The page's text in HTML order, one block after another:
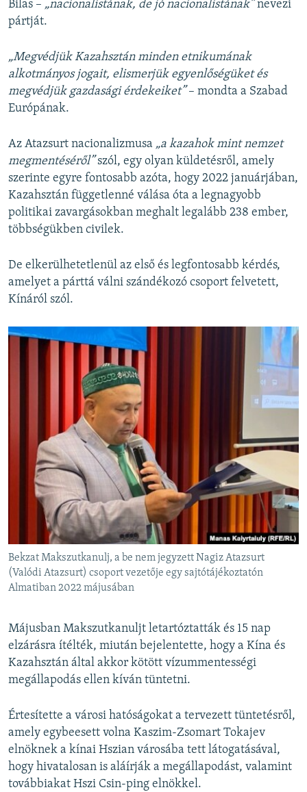
Bilas – „nacionalistának, de jó nacionalistának”nevezi
pártját.
„Megvédjük Kazahsztán minden etnikumának
alkotmányos jogait, elismerjük egyenlőségüket és
megvédjük gazdasági érdekeiket” – mondta a Szabad
Európának.
Az Atazsurt nacionalizmusa „a kazahok mint nemzet
megmentéséről”szól, egy olyan küldetésről, amely
szerinte egyre fontosabb azóta, hogy 2022 januárjában,
Kazahsztán függetlenné válása óta a legnagyobb
politikai zavargásokban meghalt legalább 238 ember,
többségükben civilek.
De elkerülhetetlenül az első és legfontosabb kérdés,
amelyet a párttá válni szándékozó csoport felvetett,
Kínáról szól.
Bekzat Makszutkanulj, a be nem jegyzett Nagiz Atazsurt
(Valódi Atazsurt) csoport vezetője egy sajtótájékoztatón
Almatiban 2022 májusában
Májusban Makszutkanuljt letartóztatták és 15 nap
elzárásra ítélték, miután bejelentette, hogy a Kína és
Kazahsztán által akkor kötött vízummentességi
megállapodás ellen kíván tüntetni.
Értesítette a városi hatóságokat a tervezett tüntetésről,
amely egybeesett volna Kaszim-Zsomart Tokajev
elnöknek a kínai Hszian városába tett látogatásával,
hogy hivatalosan is aláírják a megállapodást, valamint
továbbiakat Hszi Csin-ping elnökkel.